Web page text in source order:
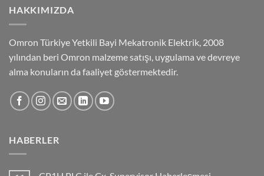
HAKKIMIZDA
Omron Türkiye Yetkili Bayi Mekatronik Elektrik, 2008
yılından beri Omron malzeme satışı, uygulama ve devreye
alma konuların da faaliyet göstermektedir.
HABERLER